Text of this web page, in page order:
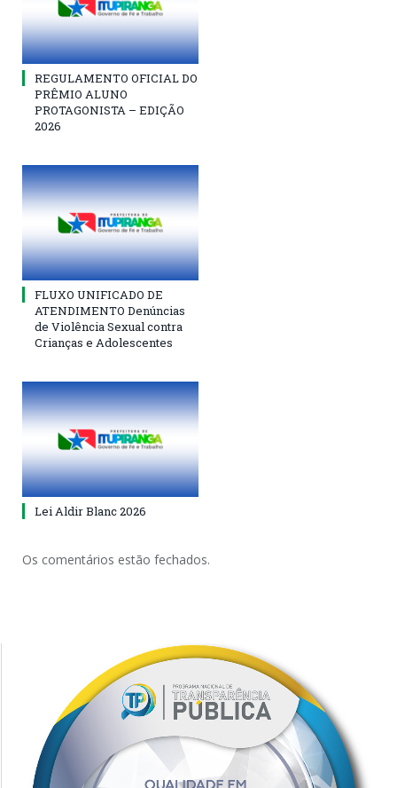
REGULAMENTO OFICIAL DO
PRÊMIO ALUNO
PROTAGONISTA – EDIÇÃO
2026
FLUXO UNIFICADO DE
ATENDIMENTO Denúncias
de Violência Sexual contra
Crianças e Adolescentes
Lei Aldir Blanc 2026
Os comentários estão fechados.